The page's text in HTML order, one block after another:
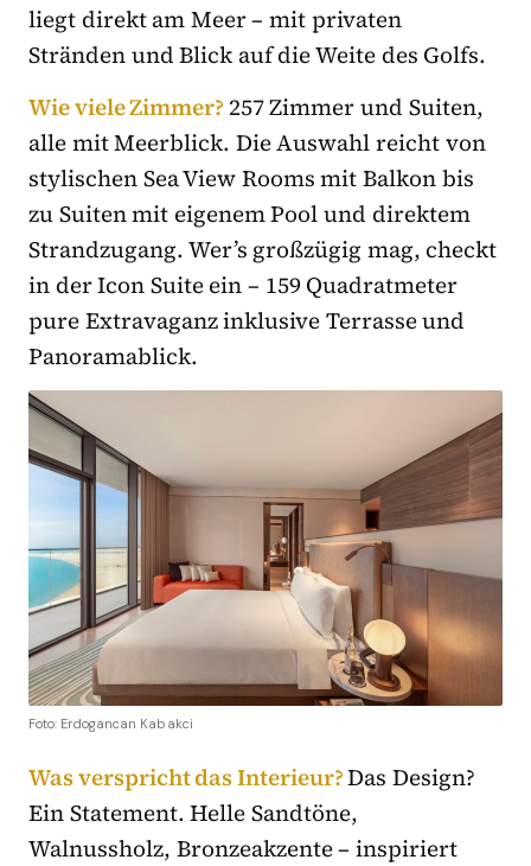
liegt direkt am Meer – mit privaten
Stränden und Blick auf die Weite des Golfs.
Wie viele Zimmer? 257 Zimmer und Suiten,
alle mit Meerblick. Die Auswahl reicht von
stylischen Sea View Rooms mit Balkon bis
zu Suiten mit eigenem Pool und direktem
Strandzugang. Wer’s großzügig mag, checkt
in der Icon Suite ein – 159 Quadratmeter
pure Extravaganz inklusive Terrasse und
Panoramablick.
Foto: Erdogancan Kabakci
Was verspricht das Interieur?Das Design?
Ein Statement. Helle Sandtöne,
Walnussholz, Bronzeakzente – inspiriert